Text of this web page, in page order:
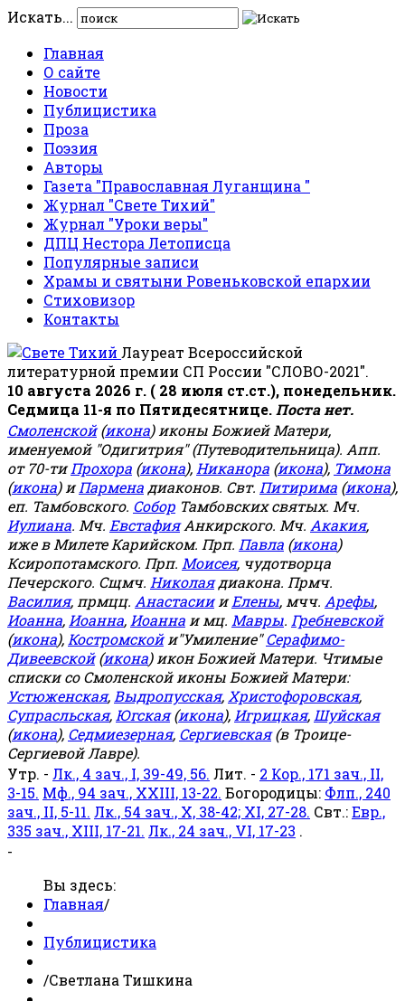
Искать...
Главная
О сайте
Новости
Публицистика
Проза
Поэзия
Авторы
Газета "Православная Луганщина "
Журнал "Свете Тихий"
Журнал "Уроки веры"
ДПЦ Нестора Летописца
Популярные записи
Храмы и святыни Ровеньковской епархии
Стиховизор
Контакты
Лауреат Всероссийской
литературной премии СП России "СЛОВО-2021".
10 августа 2026 г. ( 28 июля ст.ст.), понедельник.
Седмица 11-я по Пятидесятнице. Поста нет.
Смоленской(икона) иконы Божией Матери,
именуемой "Одигитрия" (Путеводительница). Апп.
от 70-тиПрохора (икона), Никанора (икона), Тимона
(икона) иПармена диаконов. Свт. Питирима (икона),
еп. Тамбовского. Собор Тамбовских святых. Мч.
Иулиана. Мч. ЕвстафияАнкирского. Мч. Акакия,
иже в Милете Карийском. Прп. Павла (икона)
Ксиропотамского. Прп. Моисея, чудотворца
Печерского. Сщмч. Николаядиакона. Прмч.
Василия, прмцц. АнастасиииЕлены, мчч. Арефы,
Иоанна, Иоанна, Иоанна и мц. Мавры. Гребневской
(икона), Костромскойи"Умиление"Серафимо-
Дивеевской(икона) икон Божией Матери. Чтимые
списки со Смоленской иконы Божией Матери:
Устюженская, Выдропусская, Христофоровская,
Супрасльская, Югская(икона), Игрицкая, Шуйская
(икона), Седмиезерная, Сергиевская(в Троице-
Сергиевой Лавре).
Утр. - Лк., 4 зач., I, 39-49, 56. Лит. - 2 Кор., 171 зач., II,
3-15. Мф., 94 зач., XXIII, 13-22. Богородицы: Флп., 240
зач., II, 5-11. Лк., 54 зач., X, 38-42; XI, 27-28. Свт.:Евр.,
335 зач., XIII, 17-21. Лк., 24 зач., VI, 17-23 .
-
Вы здесь:
Главная/
Публицистика
/Светлана Тишкина